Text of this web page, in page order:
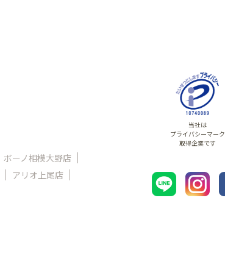
ボーノ相模大野店
アリオ上尾店
当社は
プライバシーマーク
取得企業です